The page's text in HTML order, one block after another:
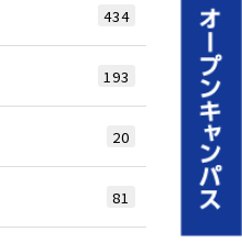
434
193
20
81